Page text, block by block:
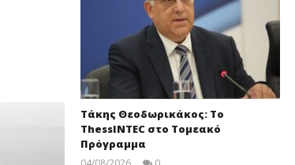
Τάκης Θεοδωρικάκος: Το
ThessINTEC στο Τομεακό
Πρόγραμμα